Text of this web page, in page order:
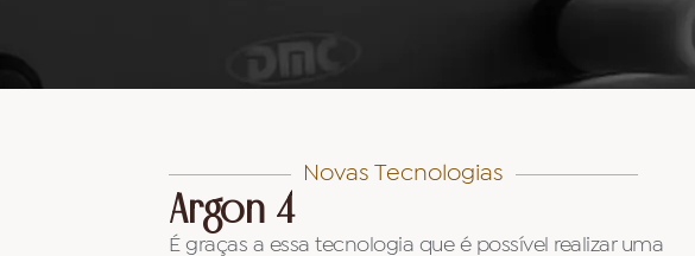
Novas Tecnologias
Argon 4
É graças a essa tecnologia que é possível realizar uma